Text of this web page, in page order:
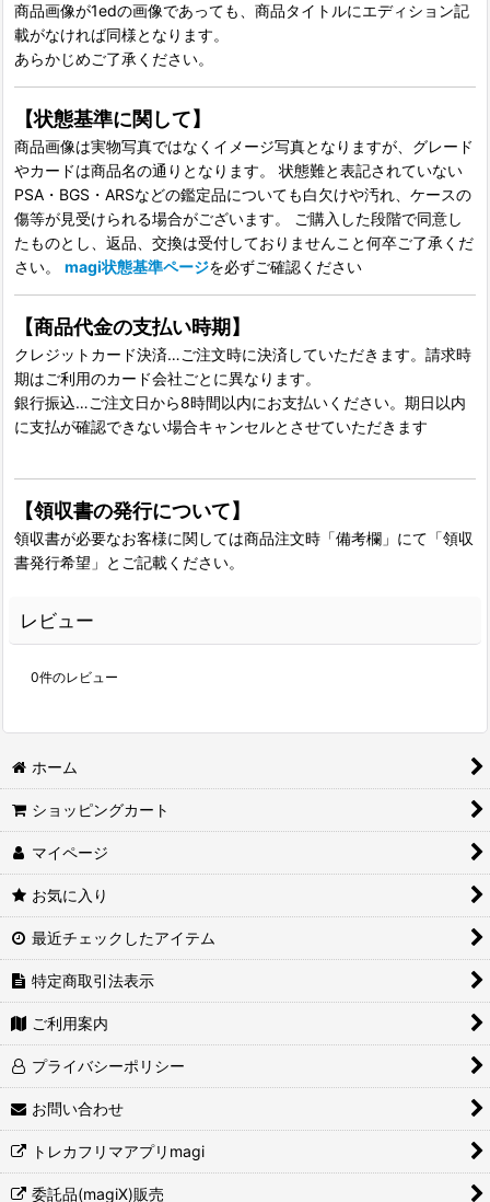
商品画像が1edの画像であっても、商品タイトルにエディション記
載がなければ同様となります。
あらかじめご了承ください。
【状態基準に関して】
商品画像は実物写真ではなくイメージ写真となりますが、グレード
やカードは商品名の通りとなります。 状態難と表記されていない
PSA・BGS・ARSなどの鑑定品についても白欠けや汚れ、ケースの
傷等が見受けられる場合がございます。 ご購入した段階で同意し
たものとし、返品、交換は受付しておりませんこと何卒ご了承くだ
さい。 magi状態基準ページを必ずご確認ください
【商品代金の支払い時期】
クレジットカード決済…ご注文時に決済していただきます。請求時
期はご利用のカード会社ごとに異なります。
銀行振込…ご注文日から8時間以内にお支払いください。期日以内
に支払が確認できない場合キャンセルとさせていただきます
【領収書の発行について】
領収書が必要なお客様に関しては商品注文時「備考欄」にて「領収
書発行希望」とご記載ください。
レビュー
0件のレビュー
ホーム
ショッピングカート
マイページ
お気に入り
最近チェックしたアイテム
特定商取引法表示
ご利用案内
プライバシーポリシー
お問い合わせ
トレカフリマアプリmagi
委託品(magiX)販売